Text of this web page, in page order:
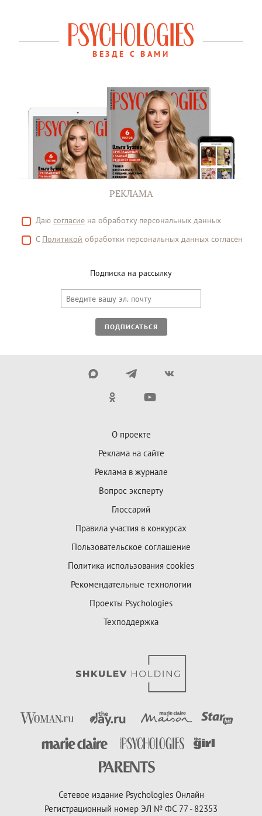
ВЕЗДЕ С ВАМИ
РЕКЛАМА
Даю согласие на обработку персональных данных
С Политикой обработки персональных данных согласен
Подписка на рассылку
ПОДПИСАТЬСЯ
О проекте
Реклама на сайте
Реклама в журнале
Вопрос эксперту
Глоссарий
Правила участия в конкурсах
Пользовательское соглашение
Политика использования cookies
Рекомендательные технологии
Проекты Psychologies
Техподдержка
Сетевое издание Psychologies Онлайн
Регистрационный номер ЭЛ № ФС 77 - 82353